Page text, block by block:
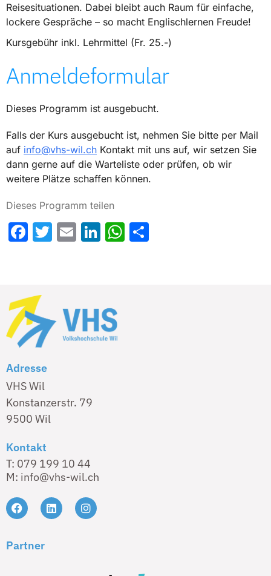
Reisesituationen. Dabei bleibt auch Raum für einfache,
lockere Gespräche – so macht Englischlernen Freude!
Kursgebühr inkl. Lehrmittel (Fr. 25.-)
Anmeldeformular
Dieses Programm ist ausgebucht.
Falls der Kurs ausgebucht ist, nehmen Sie bitte per Mail
auf info@vhs-wil.ch Kontakt mit uns auf, wir setzen Sie
dann gerne auf die Warteliste oder prüfen, ob wir
weitere Plätze schaffen können.
Dieses Programm teilen
Facebook
Twitter
EmailLinkedIn
WhatsApp
Adresse
VHS Wil
Konstanzerstr. 79
9500 Wil
Kontakt
T: 079 199 10 44
M: info@vhs-wil.ch
Partner